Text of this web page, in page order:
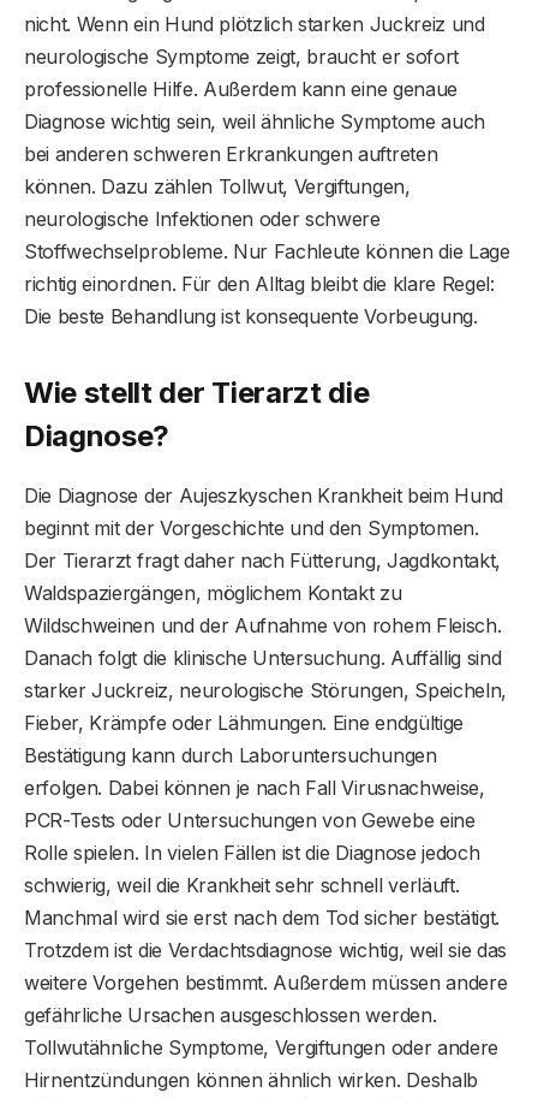
nicht. Wenn ein Hund plötzlich starken Juckreiz und
neurologische Symptome zeigt, braucht er sofort
professionelle Hilfe. Außerdem kann eine genaue
Diagnose wichtig sein, weil ähnliche Symptome auch
bei anderen schweren Erkrankungen auftreten
können. Dazu zählen Tollwut, Vergiftungen,
neurologische Infektionen oder schwere
Stoffwechselprobleme. Nur Fachleute können die Lage
richtig einordnen. Für den Alltag bleibt die klare Regel:
Die beste Behandlung ist konsequente Vorbeugung.
Wie stellt der Tierarzt die
Diagnose?
Die Diagnose der Aujeszkyschen Krankheit beim Hund
beginnt mit der Vorgeschichte und den Symptomen.
Der Tierarzt fragt daher nach Fütterung, Jagdkontakt,
Waldspaziergängen, möglichem Kontakt zu
Wildschweinen und der Aufnahme von rohem Fleisch.
Danach folgt die klinische Untersuchung. Auffällig sind
starker Juckreiz, neurologische Störungen, Speicheln,
Fieber, Krämpfe oder Lähmungen. Eine endgültige
Bestätigung kann durch Laboruntersuchungen
erfolgen. Dabei können je nach Fall Virusnachweise,
PCR-Tests oder Untersuchungen von Gewebe eine
Rolle spielen. In vielen Fällen ist die Diagnose jedoch
schwierig, weil die Krankheit sehr schnell verläuft.
Manchmal wird sie erst nach dem Tod sicher bestätigt.
Trotzdem ist die Verdachtsdiagnose wichtig, weil sie das
weitere Vorgehen bestimmt. Außerdem müssen andere
gefährliche Ursachen ausgeschlossen werden.
Tollwutähnliche Symptome, Vergiftungen oder andere
Hirnentzündungen können ähnlich wirken. Deshalb